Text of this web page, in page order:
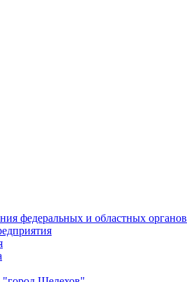
федеральных и областных органов